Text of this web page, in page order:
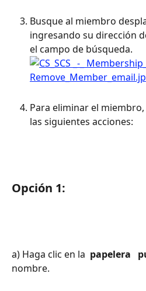
Busque al miembro
ingresando su dirección
el campo de búsqueda.
Para eliminar el
las siguientes acciones:
Opción 1:
a) Haga clic en la papelera
nombre.